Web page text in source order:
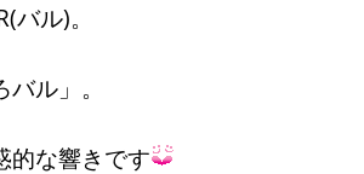
バル)。
ル」。
的な響きです